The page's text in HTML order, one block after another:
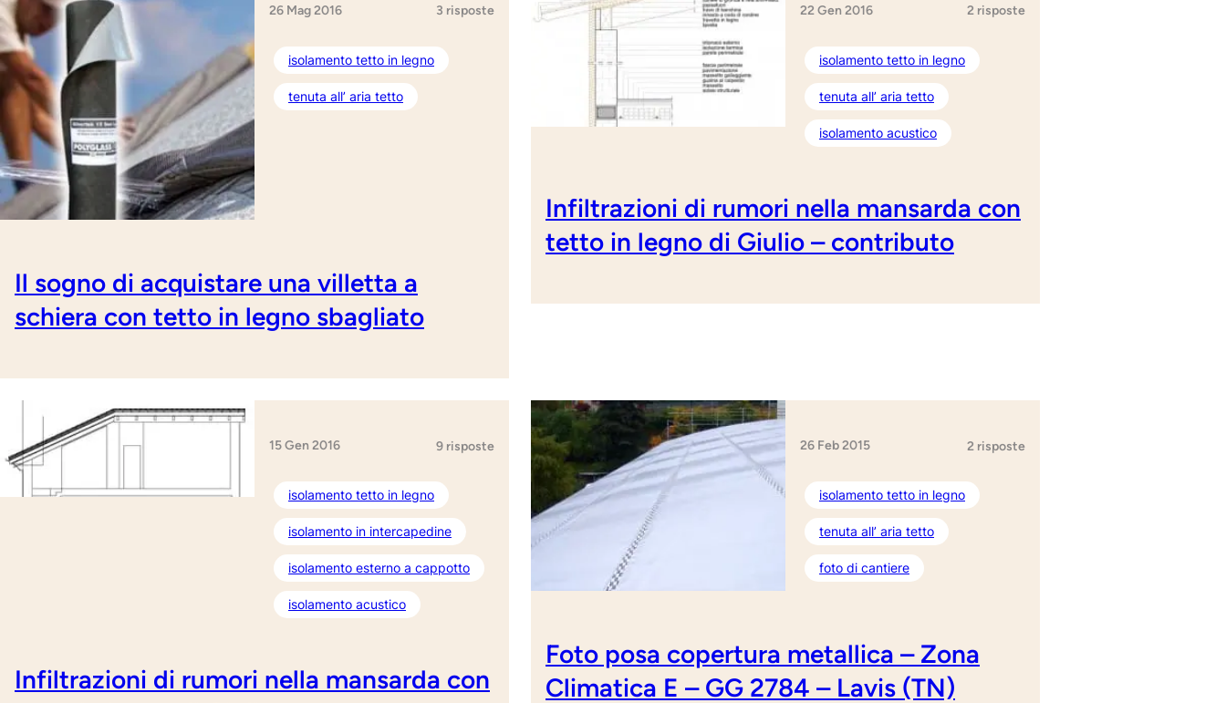
26 Mag 2016 3 risposte
isolamento tetto in legno
tenuta all’ aria tetto
Il sogno di acquistare una villetta a
schiera con tetto in legno sbagliato
22 Gen 2016 2 risposte
isolamento tetto in legno
tenuta all’ aria tetto
isolamento acustico
Infiltrazioni di rumori nella mansarda con
tetto in legno di Giulio – contributo
15 Gen 2016 9 risposte
isolamento tetto in legno
isolamento in intercapedine
isolamento esterno a cappotto
isolamento acustico
Infiltrazioni di rumori nella mansarda con
26 Feb 2015 2 risposte
isolamento tetto in legno
tenuta all’ aria tetto
foto di cantiere
Foto posa copertura metallica – Zona
Climatica E – GG 2784 – Lavis (TN)